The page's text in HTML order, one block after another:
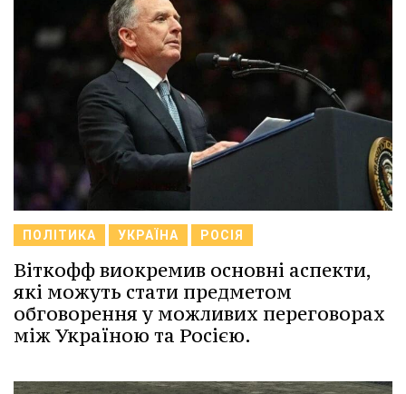
ПОЛІТИКА УКРАЇНА РОСІЯ
Віткофф виокремив основні аспекти,
які можуть стати предметом
обговорення у можливих переговорах
між Україною та Росією.